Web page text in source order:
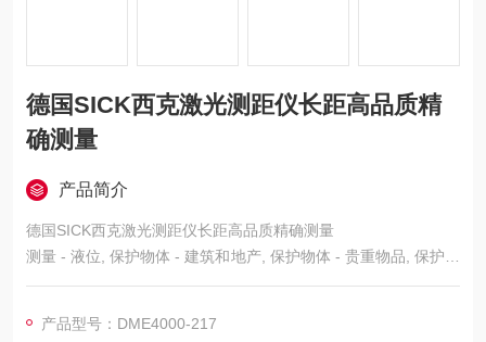
德国SICK西克激光测距仪长距高品质精
确测量
产品简介
德国SICK西克激光测距仪长距高品质精确测量
测量 - 液位, 保护物体 - 建筑和地产, 保护物体 - 贵重物品, 保护物
体 - 车辆, 保护物体 - 基础设施, 定位、导航和引导 - 定位, 确定位
产品型号：DME4000-217